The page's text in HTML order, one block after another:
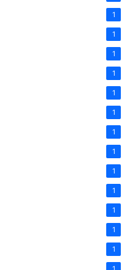
1
1
1
1
1
1
1
1
1
1
1
1
1